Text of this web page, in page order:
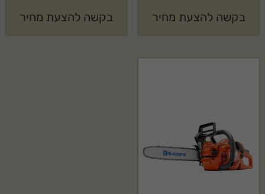
בקשה להצעת מחיר בקשה להצעת מחיר